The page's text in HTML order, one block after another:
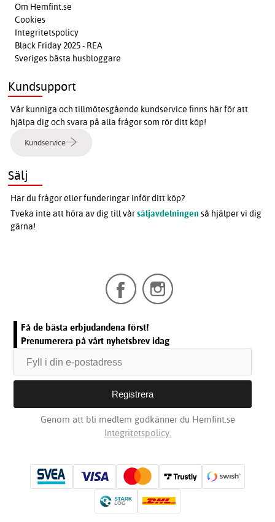
Om Hemfint.se
Cookies
Integritetspolicy
Black Friday 2025 - REA
Sveriges bästa husbloggare
Kundsupport
Vår kunniga och tillmötesgående kundservice finns här för att
hjälpa dig och svara på alla frågor som rör ditt köp!
Kundservice
Sälj
Har du frågor eller funderingar inför ditt köp?
Tveka inte att höra av dig till vårsäljavdelningen så hjälper vi dig
gärna!
Få de bästa erbjudandena först!
Prenumerera på vårt nyhetsbrev idag
Genom att bli medlem godkänner du Hemfint.se
Integritetspolicy.